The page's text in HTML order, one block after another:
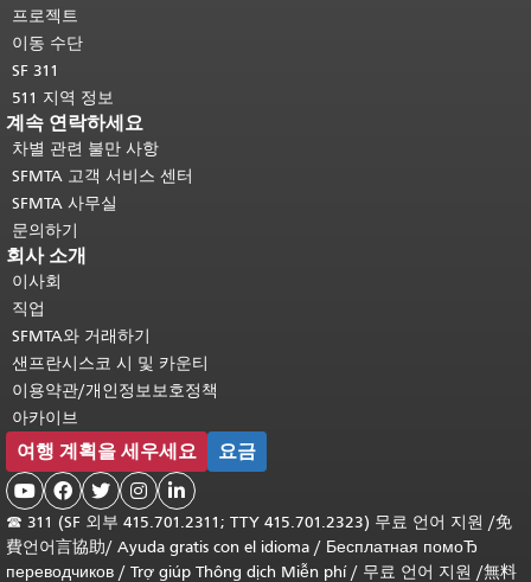
여기를 클릭하십시오
프로젝트
이동 수단
SF 311
511 지역 정보
계속 연락하세요
차별 관련 불만 사항
SFMTA 고객 서비스 센터
SFMTA 사무실
문의하기
회사 소개
이사회
직업
SFMTA와 거래하기
샌프란시스코 시 및 카운티
이용약관/개인정보보호정책
아카이브
여행 계획을 세우세요 요금
    
☎ 311 (SF 외부 415.701.2311; TTY 415.701.2323) 무료 언어 지원 /免
費언어言協助/ Ayuda gratis con el idioma / Бесплатная помоЂ
переводчиков / Trợ giúp Thông dịch Miễn phí/ 무료 언어 지원 /無料